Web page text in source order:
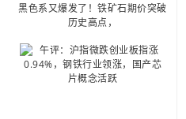
黑色系又爆发了！铁矿石期价突破
历史高点，